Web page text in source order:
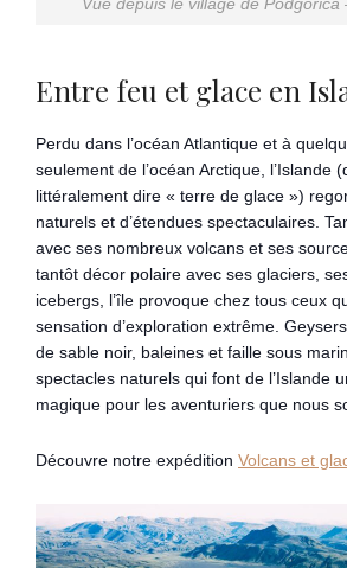
Entre feu et glace en
Perdu dans l’océan Atlantique et à
seulement de l’océan Arctique, l’Islande
littéralement dire « terre de glace »)
naturels et d’étendues spectaculaires.
avec ses nombreux volcans et ses
tantôt décor polaire avec ses glaciers,
icebergs, l’île provoque chez tous ceux
sensation d’exploration extrême.
de sable noir, baleines et faille sous
spectacles naturels qui font de l’Islande
magique pour les aventuriers que nous
Découvre notre expédition Volcans et